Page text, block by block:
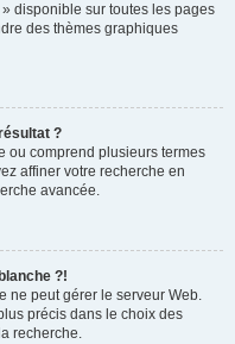
disponible sur toutes les pages
des thèmes graphiques
?
ou comprend plusieurs termes
affiner votre recherche en
avancée.
?!
ne peut gérer le serveur Web.
précis dans le choix des
recherche.